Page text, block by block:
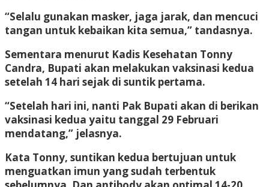
“Selalu gunakan masker, jaga jarak, dan mencuci
tangan untuk kebaikan kita semua,” tandasnya.
Sementara menurut Kadis Kesehatan Tonny
Candra, Bupati akan melakukan vaksinasi kedua
setelah 14 hari sejak di suntik pertama.
“Setelah hari ini, nanti Pak Bupati akan di berikan
vaksinasi kedua yaitu tanggal 29 Februari
mendatang,” jelasnya.
Kata Tonny, suntikan kedua bertujuan untuk
menguatkan imun yang sudah terbentuk